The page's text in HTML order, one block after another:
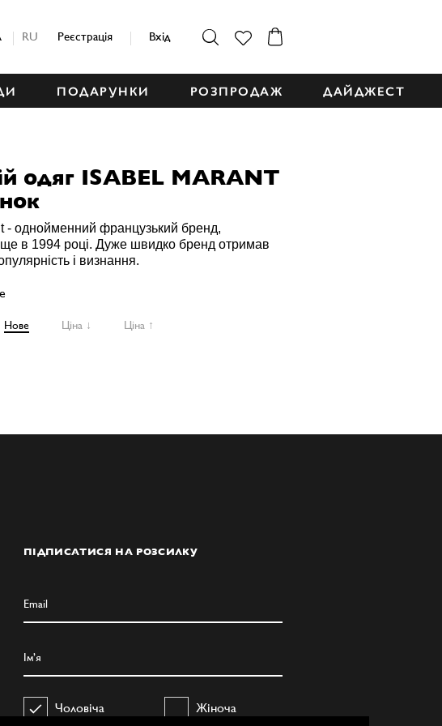
RU Реєстрація Вхід
ПОДАРУНКИ РОЗПРОДАЖ ДАЙДЖЕСТ
одяг ISABEL MARANT
- однойменний французький бренд,
в 1994 році. Дуже швидко бренд отримав
і визнання.
Нове Ціна ↓ Ціна ↑
ПІДПИСАТИСЯ НА РОЗСИЛКУ
Чоловіча Жіноча